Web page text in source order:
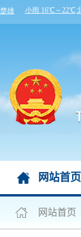
网站首页
网站首页